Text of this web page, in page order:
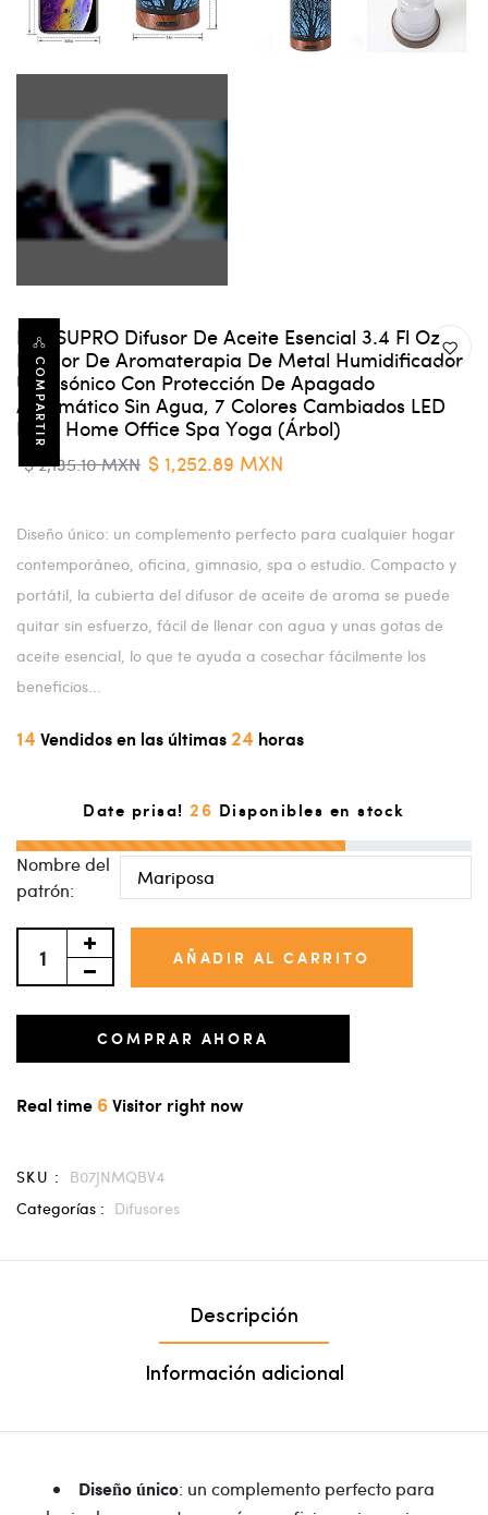
COMPARTIR
EQUSUPRO Difusor De Aceite Esencial 3.4 Fl Oz
Difusor De Aromaterapia De Metal Humidificador
Ultrasónico Con Protección De Apagado
Automático Sin Agua, 7 Colores Cambiados LED
Para Home Office Spa Yoga (árbol)
$ 2,135.10 MXN $ 1,252.89 MXN
Diseño único: un complemento perfecto para cualquier hogar
contemporáneo, oficina, gimnasio, spa o estudio. Compacto y
portátil, la cubierta del difusor de aceite de aroma se puede
quitar sin esfuerzo, fácil de llenar con agua y unas gotas de
aceite esencial, lo que te ayuda a cosechar fácilmente los
beneficios...
14 Vendidos en las últimas 24 horas
Date prisa! 26 Disponibles en stock
Nombre del
patrón:
AÑADIR AL CARRITO
COMPRAR AHORA
Real time 6Visitor right now
SKU :
B07JNMQBV4
Categorías : Difusores
Descripción
Información adicional
Diseño único: un complemento perfecto para